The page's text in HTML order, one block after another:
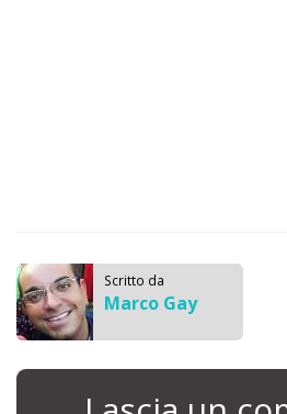
Scritto da
Marco Gay